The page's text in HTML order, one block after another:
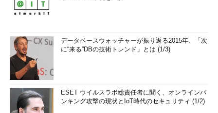
データベースウォッチャーが振り返る2015年、「次
に“来る”DBの技術トレンド」とは (1/3)
ESET ウイルスラボ総責任者に聞く、オンラインバ
ンキング攻撃の現状とIoT時代のセキュリティ (1/2)